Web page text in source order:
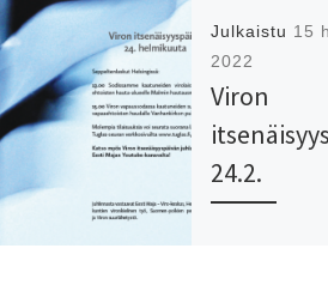
Julkaistu 15
2022
Viron
24.2.